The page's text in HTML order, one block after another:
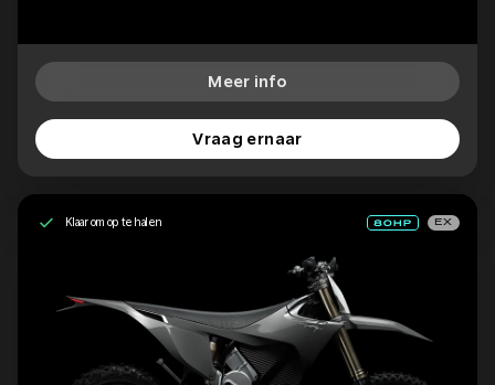
Meer info
Vraag ernaar
Klaar om op te halen EX